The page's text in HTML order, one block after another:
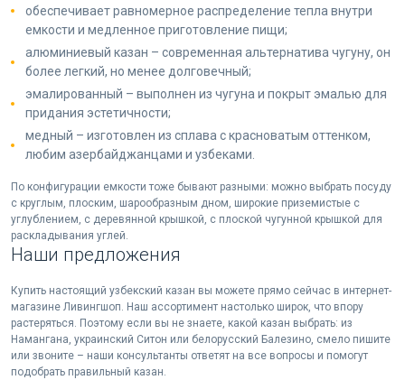
обеспечивает равномерное распределение тепла внутри
емкости и медленное приготовление пищи;
алюминиевый казан – современная альтернатива чугуну, он
более легкий, но менее долговечный;
эмалированный – выполнен из чугуна и покрыт эмалью для
придания эстетичности;
медный – изготовлен из сплава с красноватым оттенком,
любим азербайджанцами и узбеками.
По конфигурации емкости тоже бывают разными: можно выбрать посуду
с круглым, плоским, шарообразным дном, широкие приземистые с
углублением, с деревянной крышкой, с плоской чугунной крышкой для
раскладывания углей.
Наши предложения
Купить настоящий узбекский казан вы можете прямо сейчас в интернет-
магазине Ливингшоп. Наш ассортимент настолько широк, что впору
растеряться. Поэтому если вы не знаете, какой казан выбрать: из
Намангана, украинский Ситон или белорусский Балезино, смело пишите
или звоните – наши консультанты ответят на все вопросы и помогут
подобрать правильный казан.